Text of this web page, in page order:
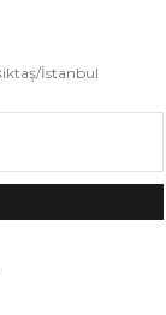
İstanbul